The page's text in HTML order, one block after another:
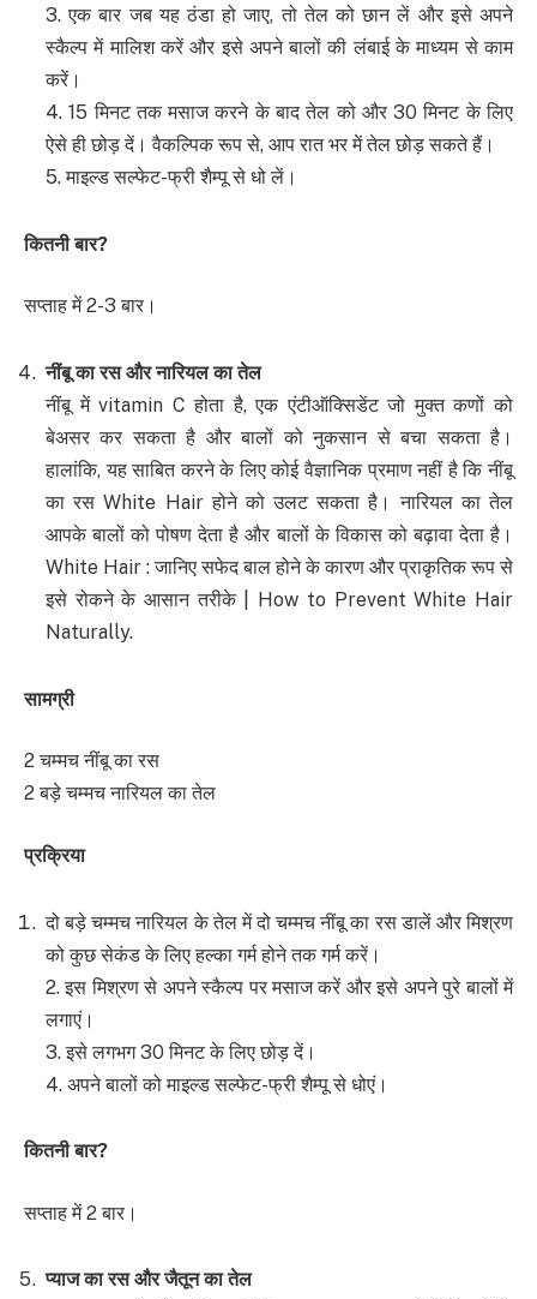
3. एक बार जब यह ठंडा हो जाए, तो तेल को छान लें और इसे अपने
स्कैल्प में मालिश करें और इसे अपने बालों की लंबाई के माध्यम से काम
करें।
4. 15 मिनट तक मसाज करने के बाद तेल को और 30 मिनट के लिए
ऐसे ही छोड़ दें। वैकल्पिक रूप से, आप रात भर में तेल छोड़ सकते हैं।
5. माइल्ड सल्फेट-फ्री शैम्पू से धो लें।
कितनी बार?
सप्ताह में 2-3 बार।
नींबू का रस और नारियल का तेल
नींबू में vitamin C होता है, एक एंटीऑक्सिडेंट जो मुक्त कणों को
बेअसर कर सकता है और बालों को नुकसान से बचा सकता है।
हालांकि, यह साबित करने के लिए कोई वैज्ञानिक प्रमाण नहीं है कि नींबू
का रस White Hair होने को उलट सकता है। नारियल का तेल
आपके बालों को पोषण देता है और बालों के विकास को बढ़ावा देता है।
White Hair : जानिए सफेद बाल होने के कारण और प्राकृतिक रूप से
इसे रोकने के आसान तरीके | How to Prevent White Hair
Naturally.
सामग्री
2 चम्मच नींबू का रस
2 बड़े चम्मच नारियल का तेल
प्रक्रिया
दो बड़े चम्मच नारियल के तेल में दो चम्मच नींबू का रस डालें और मिश्रण
को कुछ सेकंड के लिए हल्का गर्म होने तक गर्म करें।
2. इस मिश्रण से अपने स्कैल्प पर मसाज करें और इसे अपने पुरे बालों में
लगाएं।
3. इसे लगभग 30 मिनट के लिए छोड़ दें।
4. अपने बालों को माइल्ड सल्फेट-फ्री शैम्पू से धोएं।
कितनी बार?
सप्ताह में 2 बार।
प्याज का रस और जैतून का तेल